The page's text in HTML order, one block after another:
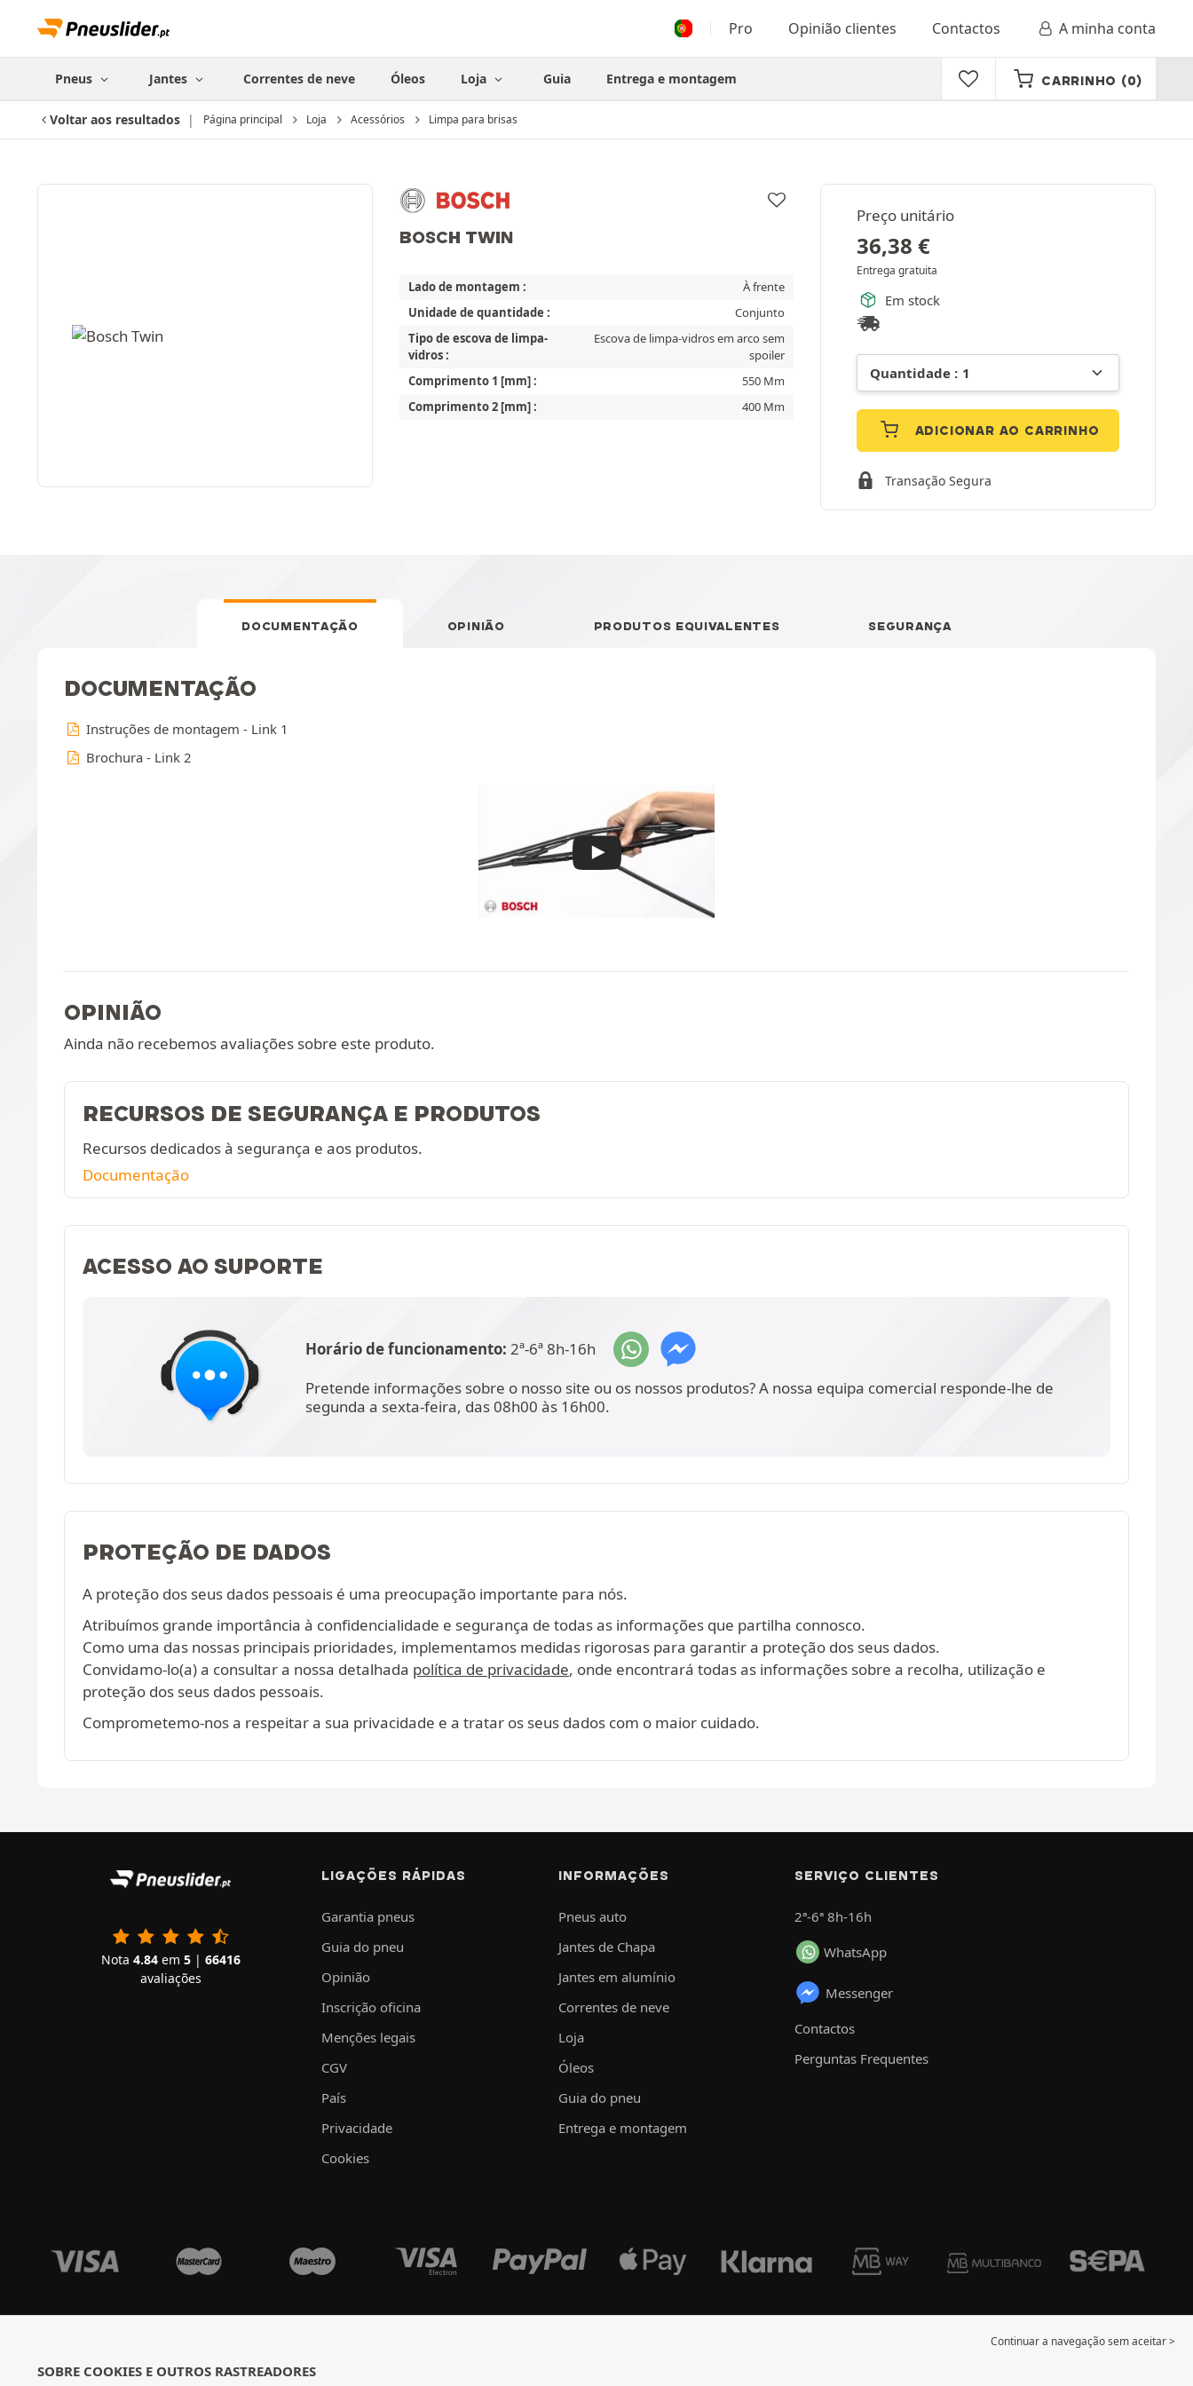
Pro Opinião clientes Contactos A minha conta
Pneus Jantes Correntes de neve Óleos Loja Guia Entrega e montagem CARRINHO (0)
Voltar aos resultados Página principal Loja Acessórios Limpa para brisas
BOSCH TWIN
Preço unitário
36,38 €
Entrega gratuita
Em stock
ADICIONAR AO CARRINHO
Transação Segura
Lado de montagem :
À frente
Unidade de quantidade :
Conjunto
Tipo de escova de limpa-
vidros :
Escova de limpa-vidros em arco sem
spoiler
Comprimento 1 [mm] :
550 Mm
Comprimento 2 [mm] :
400 Mm
DOCUMENTAÇÃO OPINIÃO PRODUTOS EQUIVALENTES SEGURANÇA
DOCUMENTAÇÃO
Instruções de montagem - Link 1
Brochura - Link 2
OPINIÃO
Ainda não recebemos avaliações sobre este produto.
RECURSOS DE SEGURANÇA E PRODUTOS
Recursos dedicados à segurança e aos produtos.
Documentação
ACESSO AO SUPORTE
Horário de funcionamento: 2ª-6ª 8h-16h
Pretende informações sobre o nosso site ou os nossos produtos? A nossa equipa comercial responde-lhe de
segunda a sexta-feira, das 08h00 às 16h00.
PROTEÇÃO DE DADOS
A proteção dos seus dados pessoais é uma preocupação importante para nós.
Atribuímos grande importância à confidencialidade e segurança de todas as informações que partilha connosco.
Como uma das nossas principais prioridades, implementamos medidas rigorosas para garantir a proteção dos seus dados.
Convidamo-lo(a) a consultar a nossa detalhada política de privacidade, onde encontrará todas as informações sobre a recolha, utilização e
proteção dos seus dados pessoais.
Comprometemo-nos a respeitar a sua privacidade e a tratar os seus dados com o maior cuidado.
Nota 4.84em 5| 66416
avaliações
LIGAÇÕES RÁPIDAS
Garantia pneus
Guia do pneu
Opinião
Inscrição oficina
Menções legais
CGV
País
Privacidade
Cookies
INFORMAÇÕES
Pneus auto
Jantes de Chapa
Jantes em alumínio
Correntes de neve
Loja
Óleos
Guia do pneu
Entrega e montagem
SERVIÇO CLIENTES
2ª-6ª 8h-16h
WhatsApp
Messenger
Contactos
Perguntas Frequentes
Continuar a navegação sem aceitar >
SOBRE COOKIES E OUTROS RASTREADORES